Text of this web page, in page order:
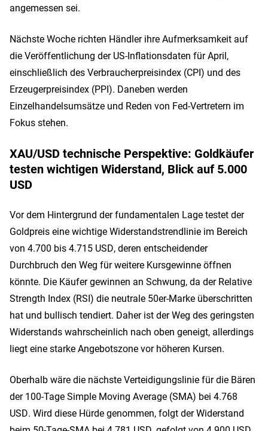
angemessen sei.
Nächste Woche richten Händler ihre Aufmerksamkeit auf
die Veröffentlichung der US-Inflationsdaten für April,
einschließlich des Verbraucherpreisindex (CPI) und des
Erzeugerpreisindex (PPI). Daneben werden
Einzelhandelsumsätze und Reden von Fed-Vertretern im
Fokus stehen.
XAU/USD technische Perspektive: Goldkäufer
testen wichtigen Widerstand, Blick auf 5.000
USD
Vor dem Hintergrund der fundamentalen Lage testet der
Goldpreis eine wichtige Widerstandstrendlinie im Bereich
von 4.700 bis 4.715 USD, deren entscheidender
Durchbruch den Weg für weitere Kursgewinne öffnen
könnte. Die Käufer gewinnen an Schwung, da der Relative
Strength Index (RSI) die neutrale 50er-Marke überschritten
hat und bullisch tendiert. Daher ist der Weg des geringsten
Widerstands wahrscheinlich nach oben geneigt, allerdings
liegt eine starke Angebotszone vor höheren Kursen.
Oberhalb wäre die nächste Verteidigungslinie für die Bären
der 100-Tage Simple Moving Average (SMA) bei 4.768
USD. Wird diese Hürde genommen, folgt der Widerstand